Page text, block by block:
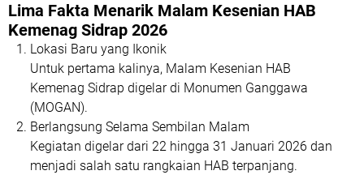
Lima Fakta Menarik Malam Kesenian HAB
Kemenag Sidrap 2026
Lokasi Baru yang Ikonik
Untuk pertama kalinya, Malam Kesenian HAB
Kemenag Sidrap digelar di Monumen Ganggawa
(MOGAN).
Berlangsung Selama Sembilan Malam
Kegiatan digelar dari 22 hingga 31 Januari 2026 dan
menjadi salah satu rangkaian HAB terpanjang.